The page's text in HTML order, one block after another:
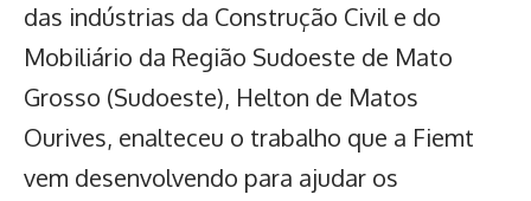
das indústrias da Construção Civil e do
Mobiliário da Região Sudoeste de Mato
Grosso (Sudoeste), Helton de Matos
Ourives, enalteceu o trabalho que a Fiemt
vem desenvolvendo para ajudar os